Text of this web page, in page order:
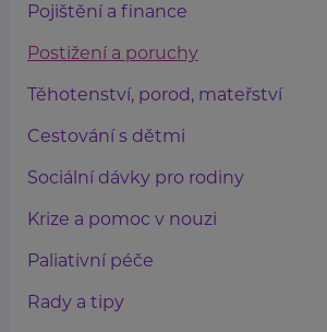
Pojištění a finance
Postižení a poruchy
Těhotenství, porod, mateřství
Cestování s dětmi
Sociální dávky pro rodiny
Krize a pomoc v nouzi
Paliativní péče
Rady a tipy